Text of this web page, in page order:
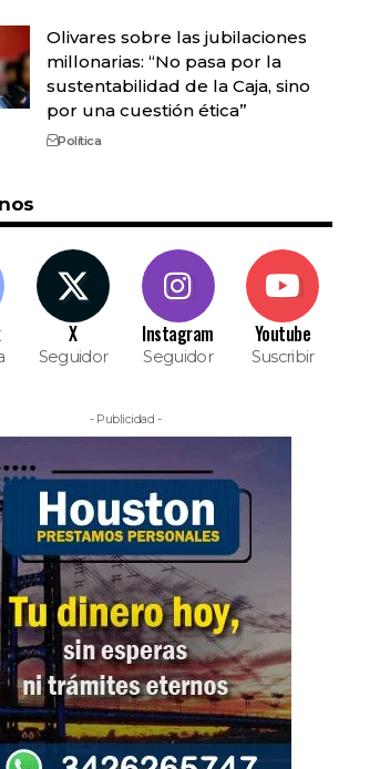
Olivares sobre las jubilaciones
millonarias: “No pasa por la
sustentabilidad de la Caja, sino
por una cuestión ética”
Política
X
Seguidor
Instagram
Seguidor
Youtube
Suscribir
- Publicidad -